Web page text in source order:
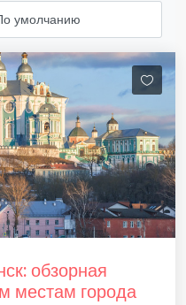
обзорная
местам города